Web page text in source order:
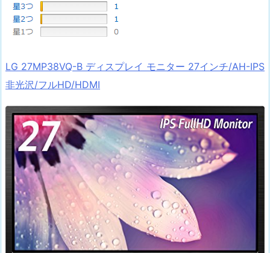
LG 27MP38VQ-B ディスプレイ モニター 27インチ/AH-IPS
非光沢/フルHD/HDMI